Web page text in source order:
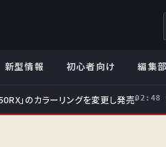
内
新型情報 初心者向け 編集部
」のカラーリングを変更し発売02:48